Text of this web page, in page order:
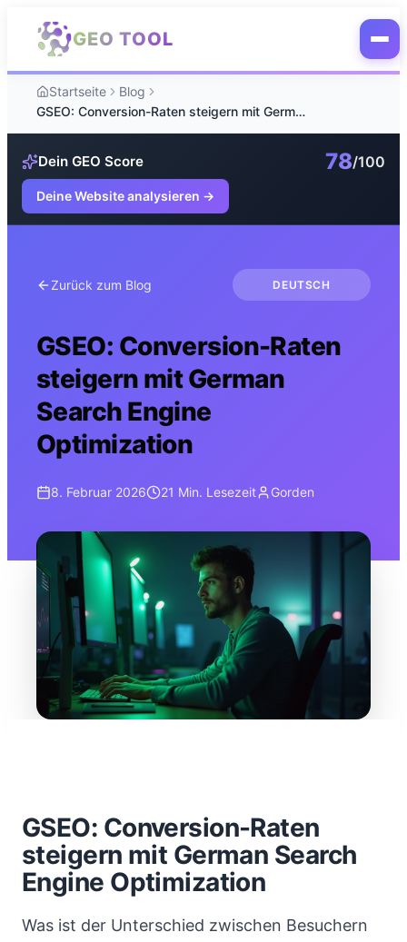
Zum Hauptinhalt springen
GEO TOOL
Startseite
Blog
GSEO: Conversion-Raten steigern mit German Search Engine Optimization
Dein GEO Score 78/100
Deine Website analysieren →
Zurück zum Blog DEUTSCH
GSEO: Conversion-Raten
steigern mit German
Search Engine
Optimization
8. Februar 2026 21 Min. Lesezeit Gorden
GSEO: Conversion-Raten
steigern mit German Search
Engine Optimization
Was ist der Unterschied zwischen Besuchern